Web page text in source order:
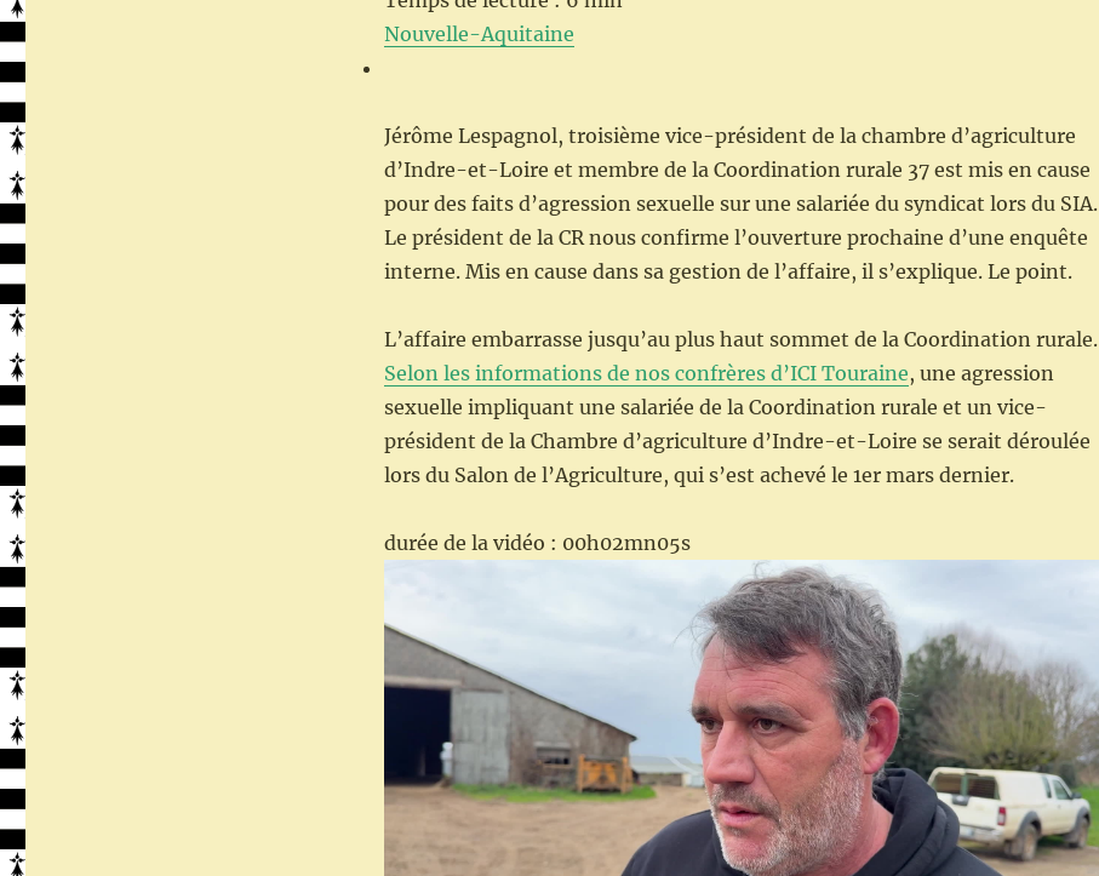
Nouvelle-Aquitaine
Jérôme Lespagnol, troisième vice-président de la chambre d’agriculture
d’Indre-et-Loire et membre de la Coordination rurale 37 est mis en cause
pour des faits d’agression sexuelle sur une salariée du syndicat lors du SIA.
Le président de la CR nous confirme l’ouverture prochaine d’une enquête
interne. Mis en cause dans sa gestion de l’affaire, il s’explique. Le point.
L’affaire embarrasse jusqu’au plus haut sommet de la Coordination rurale.
Selon les informations de nos confrères d’ICI Touraine, une agression
sexuelle impliquant une salariée de la Coordination rurale et un vice-
président de la Chambre d’agriculture d’Indre-et-Loire se serait déroulée
lors du Salon de l’Agriculture, qui s’est achevé le 1er mars dernier.
durée de la vidéo : 00h02mn05s